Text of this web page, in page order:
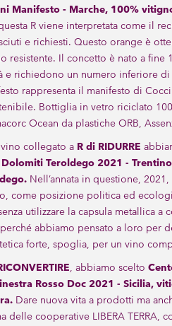
Manifesto - Marche, 100%
R viene interpretata come il
e richiesti. Questo orange è
resistente. Il concetto è nato a fine
e richiedono un numero inferiore
rappresenta il manifesto di
Bottiglia in vetro riciclato
Ocean da plastiche ORB,
vino collegato a R di RIDURRE
Teroldego 2021 -
Nell’annata in questione, 2021,
come posizione politica ed
utilizzare la capsula metallica
abbiamo pensato a loro per
forte, spoglia, per un vino
, abbiamo scelto
Rosso Doc 2021 - Sicilia,
Dare nuova vita a prodotti ma
delle cooperative LIBERA TERRA,